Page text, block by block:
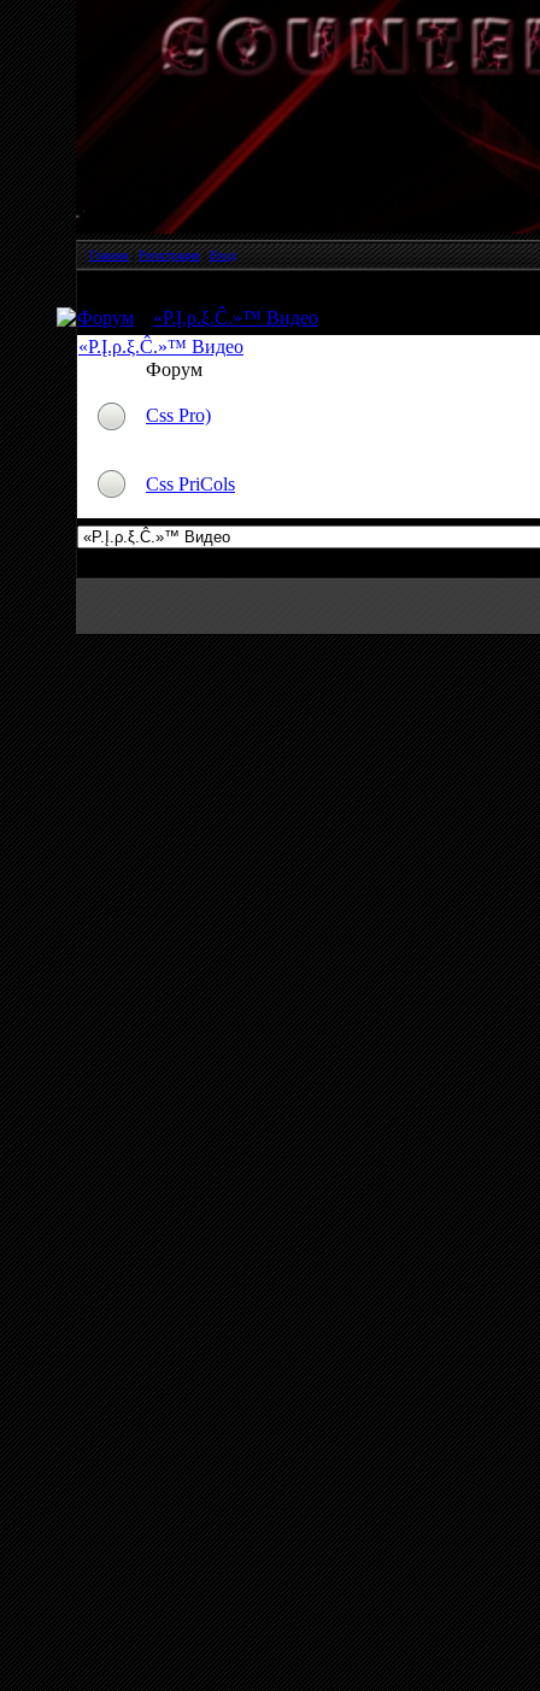
Главная|Регистрация|Вход
Форум
«P.Į.ρ.ξ.Ĉ.»™ Видео
«P.Į.ρ.ξ.Ĉ.»™ Видео
Форум
Css Pro)
Css PriCols